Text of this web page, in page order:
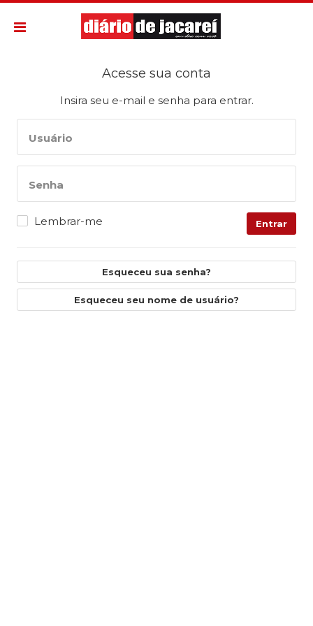
Acesse sua conta
Insira seu e-mail e senha para entrar.
Usuário
Senha
Lembrar-me Entrar
Esqueceu sua senha?
Esqueceu seu nome de usuário?